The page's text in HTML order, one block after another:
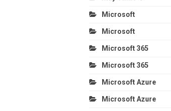
Microsoft
Microsoft
Microsoft 365
Microsoft 365
Microsoft Azure
Microsoft Azure